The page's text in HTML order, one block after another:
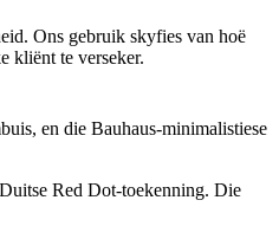
Ons gebruik skyfies van hoë
kliënt te verseker.
en die Bauhaus-minimalistiese
Red Dot-toekenning. Die